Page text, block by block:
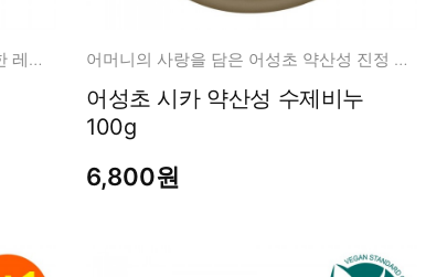
피부에 남겨진 나이를 씻겨드리기 위한 레티놀시카 비누 어머니의 사랑을 담은 어성초 약산성 진정 클렌징!
어성초 시카 약산성 수제비누
100g
6,800원